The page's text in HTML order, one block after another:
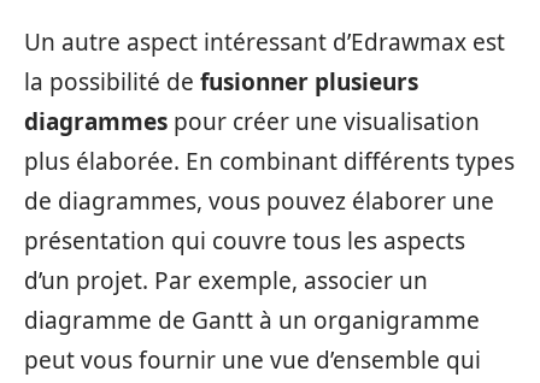
Un autre aspect intéressant d’Edrawmax est
la possibilité de fusionner plusieurs
diagrammes pour créer une visualisation
plus élaborée. En combinant différents types
de diagrammes, vous pouvez élaborer une
présentation qui couvre tous les aspects
d’un projet. Par exemple, associer un
diagramme de Gantt à un organigramme
peut vous fournir une vue d’ensemble qui